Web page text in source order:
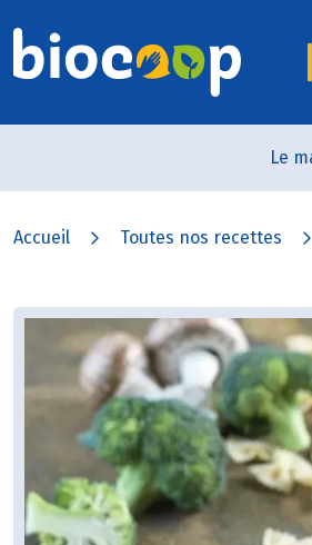
Le
Accueil Toutes nos recettes